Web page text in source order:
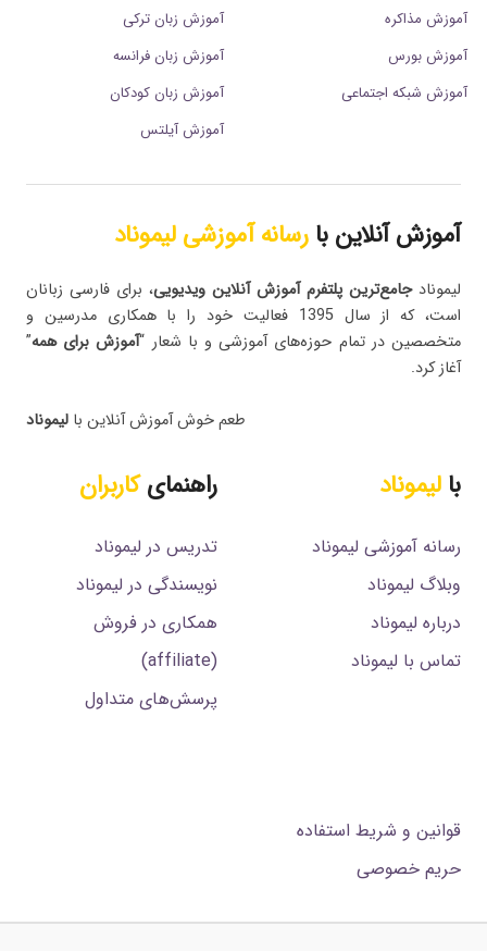
آموزش مذاکره
آموزش بورس
آموزش شبکه اجتماعی
آموزش زبان ترکی
آموزش زبان فرانسه
آموزش زبان کودکان
آموزش آیلتس
آموزش آنلاین بارسانه آموزشی لیموناد
لیمونادجامع‌ترین پلتفرم‌ آموزش آنلاین ویدیویی، برای فارسی زبانان
است، که از سال 1395 فعالیت خود را با همکاری مدرسین و
متخصصین در تمام حوزه‌های آموزشی و با شعار “آموزش برای همه”
آغاز کرد.
طعم خوش آموزش آنلاین با لیموناد
بالیموناد
رسانه آموزشی لیموناد
وبلاگ لیموناد
درباره لیموناد
تماس با لیموناد
راهنمایکاربران
تدریس در لیموناد
نویسندگی در لیموناد
همکاری در فروش
(affiliate)
پرسش‌های متداول
قوانین و شریط استفاده
حریم خصوصی